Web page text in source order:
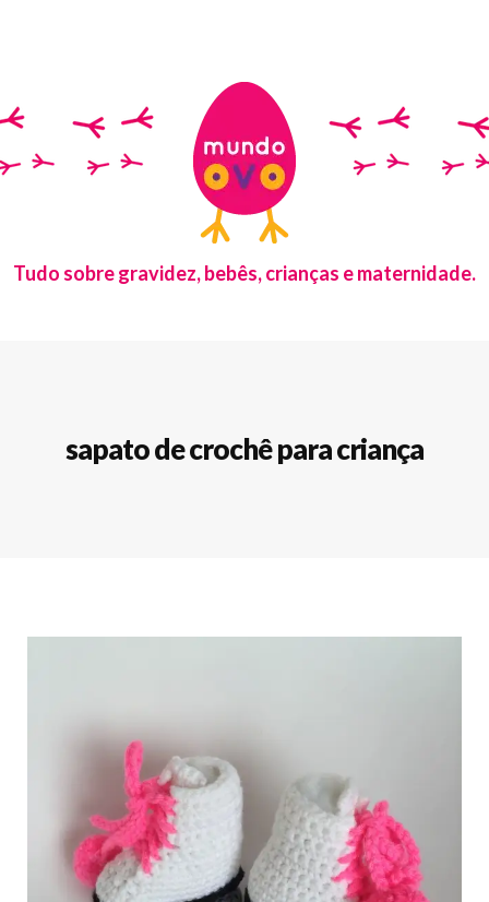
Tudo sobre gravidez, bebês, crianças e maternidade.
sapato de crochê para criança